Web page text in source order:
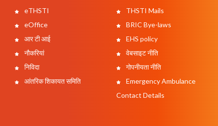
eTHSTI
eOffice
आर टी आई
नौकरियां
निविदा
आंतरिक शिकायत समिति
THSTI Mails
BRIC Bye-laws
EHS policy
वेबसाइट नीति
गोपनीयता नीति
Emergency Ambulance
Contact Details